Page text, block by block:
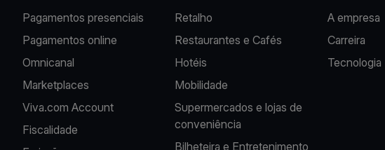
Pagamentos presenciais
Pagamentos online
Omnicanal
Marketplaces
Viva.com Account
Fiscalidade
Retalho
Restaurantes e Cafés
Hotéis
Mobilidade
Supermercados e lojas de
conveniência
Bilheteira e Entretenimento
A empresa
Carreira
Tecnologia